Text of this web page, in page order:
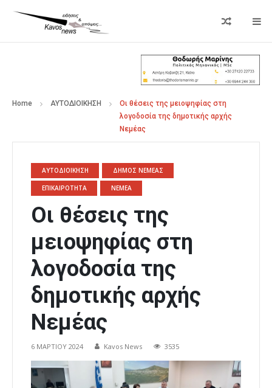
Home ΑΥΤΟΔΙΟΙΚΗΣΗ
Οι θέσεις της μειοψηφίας στη
λογοδοσία της δημοτικής αρχής
Νεμέας
ΑΥΤΟΔΙΟΙΚΗΣΗ ΔΗΜΟΣ ΝΕΜΕΑΣ
ΕΠΙΚΑΙΡΟΤΗΤΑ ΝΕΜΕΑ
Οι θέσεις της
μειοψηφίας στη
λογοδοσία της
δημοτικής αρχής
Νεμέας
6 ΜΑΡΤΊΟΥ 2024 Kavos News 3535